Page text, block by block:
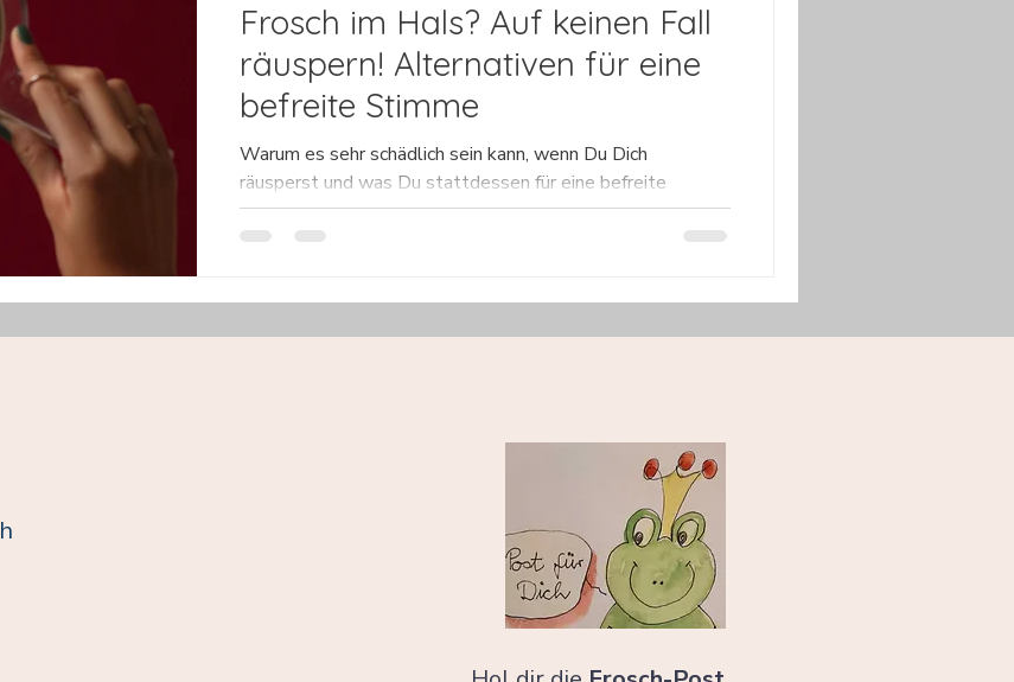
Frosch im Hals? Auf keinen Fall
räuspern! Alternativen für eine
befreite Stimme
Warum es sehr schädlich sein kann, wenn Du Dich
räusperst und was Du stattdessen für eine befreite
Stimme tun kannst. Hals Inhalt: Das geschieht auf
Stimmlippenebene während des Räusperns Welche
Stimmlippen haben? Was kannst Du anstelle des